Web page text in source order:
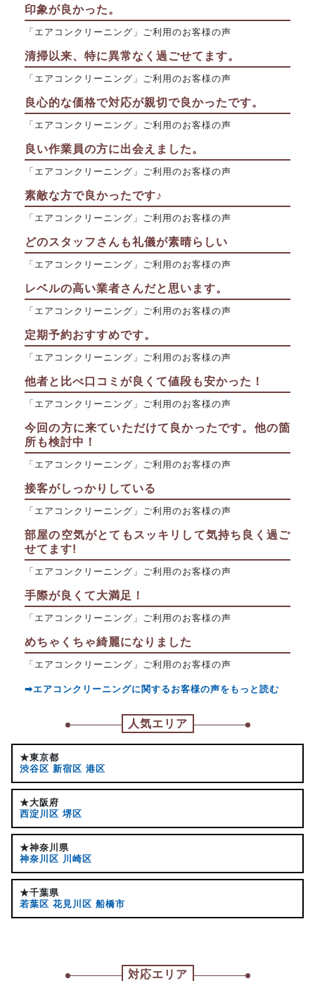
印象が良かった。
「エアコンクリーニング」ご利用のお客様の声
清掃以来、特に異常なく過ごせてます。
「エアコンクリーニング」ご利用のお客様の声
良心的な価格で対応が親切で良かったです。
「エアコンクリーニング」ご利用のお客様の声
良い作業員の方に出会えました。
「エアコンクリーニング」ご利用のお客様の声
素敵な方で良かったです♪
「エアコンクリーニング」ご利用のお客様の声
どのスタッフさんも礼儀が素晴らしい
「エアコンクリーニング」ご利用のお客様の声
レベルの高い業者さんだと思います。
「エアコンクリーニング」ご利用のお客様の声
定期予約おすすめです。
「エアコンクリーニング」ご利用のお客様の声
他者と比べ口コミが良くて値段も安かった！
「エアコンクリーニング」ご利用のお客様の声
今回の方に来ていただけて良かったです。他の箇
所も検討中！
「エアコンクリーニング」ご利用のお客様の声
接客がしっかりしている
「エアコンクリーニング」ご利用のお客様の声
部屋の空気がとてもスッキリして気持ち良く過ご
せてます!
「エアコンクリーニング」ご利用のお客様の声
手際が良くて大満足！
「エアコンクリーニング」ご利用のお客様の声
めちゃくちゃ綺麗になりました
「エアコンクリーニング」ご利用のお客様の声
➡エアコンクリーニングに関するお客様の声をもっと読む
人気エリア
★東京都
渋谷区 新宿区 港区
★大阪府
西淀川区 堺区
★神奈川県
神奈川区 川崎区
★千葉県
若葉区 花見川区 船橋市
対応エリア